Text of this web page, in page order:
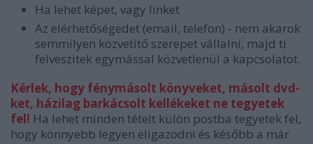
Ha lehet képet, vagy linket
Az elérhetőségedet (email, telefon) - nem akarok
semmilyen közvetítő szerepet vállalni, majd ti
felveszitek egymással közvetlenül a kapcsolatot.
Kérlek, hogy fénymásolt könyveket, másolt dvd-
ket, házilag barkácsolt kellékeket ne tegyetek
fel! Ha lehet minden tételt külön postba tegyetek fel,
hogy könnyebb legyen eligazodni és később a már